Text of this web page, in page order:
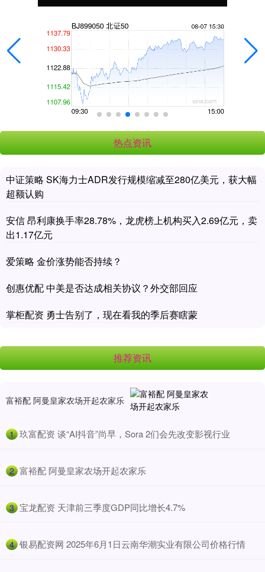
热点资讯
中证策略 SK海力士ADR发行规模缩减至280亿美元，获大幅
超额认购
安信 昂利康换手率28.78%，龙虎榜上机构买入2.69亿元，卖
出1.17亿元
爱策略 金价涨势能否持续？
创惠优配 中美是否达成相关协议？外交部回应
掌柜配资 勇士告别了，现在看我的季后赛瞎蒙
推荐资讯
富裕配 阿曼皇家农场开起农家乐
1 ​玖富配资 谈“AI抖音”尚早，Sora 2们会先改变影视行业
2 ​富裕配 阿曼皇家农场开起农家乐
3 ​宝龙配资 天津前三季度GDP同比增长4.7%
4 ​银易配资网 2025年6月1日云南华潮实业有限公司价格行情